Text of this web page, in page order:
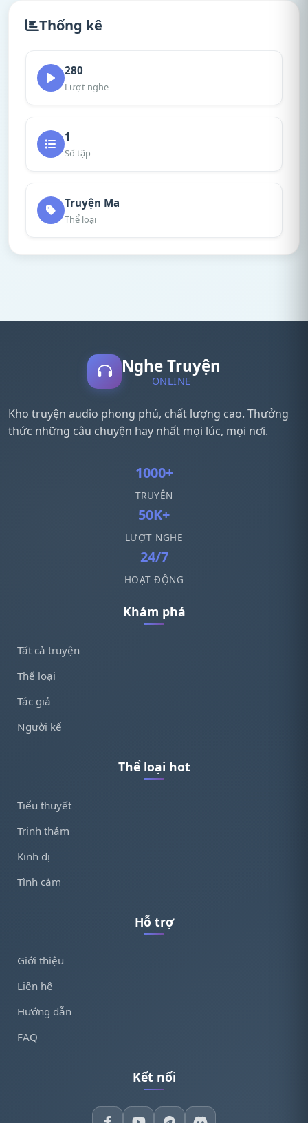
Thống kê
280
Lượt nghe
1
Số tập
Truyện Ma
Thể loại
Nghe Truyện
ONLINE
Kho truyện audio phong phú, chất lượng cao. Thưởng
thức những câu chuyện hay nhất mọi lúc, mọi nơi.
1000+
TRUYỆN
50K+
LƯỢT NGHE
24/7
HOẠT ĐỘNG
Khám phá
Tất cả truyện
Thể loại
Tác giả
Người kể
Thể loại hot
Tiểu thuyết
Trinh thám
Kinh dị
Tình cảm
Hỗ trợ
Giới thiệu
Liên hệ
Hướng dẫn
FAQ
Kết nối